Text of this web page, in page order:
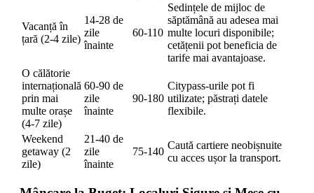
Vacanță în
țară (2-4 zile)
14-28 de
zile
înainte
60-110
Sedințele de mijloc de
săptămână au adesea mai
multe locuri disponibile;
cetățenii pot beneficia de
tarife mai avantajoase.
O călătorie
internațională
prin mai
multe orașe
(4-7 zile)
60-90 de
zile
înainte
90-180
Citypass-urile pot fi
utilizate; păstrați datele
flexibile.
Weekend
getaway (2
zile)
21-40 de
zile
înainte
75-140
Caută cartiere neobișnuite
cu acces ușor la transport.